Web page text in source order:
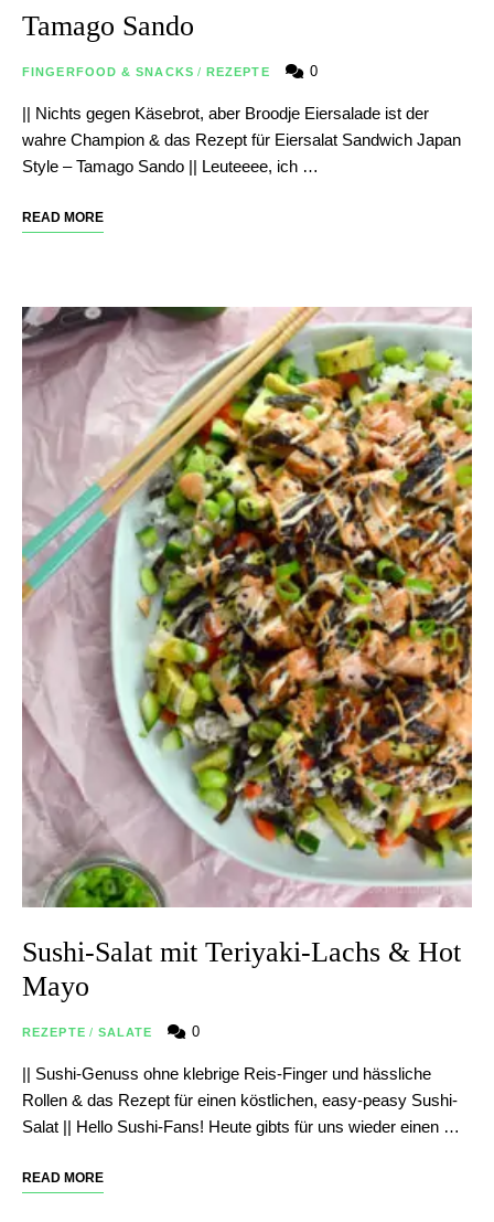
Tamago Sando
FINGERFOOD & SNACKS / REZEPTE 0
|| Nichts gegen Käsebrot, aber Broodje Eiersalade ist der
wahre Champion & das Rezept für Eiersalat Sandwich Japan
Style – Tamago Sando || Leuteeee, ich …
READ MORE
Sushi-Salat mit Teriyaki-Lachs & Hot
Mayo
REZEPTE / SALATE 0
|| Sushi-Genuss ohne klebrige Reis-Finger und hässliche
Rollen & das Rezept für einen köstlichen, easy-peasy Sushi-
Salat || Hello Sushi-Fans! Heute gibts für uns wieder einen …
READ MORE